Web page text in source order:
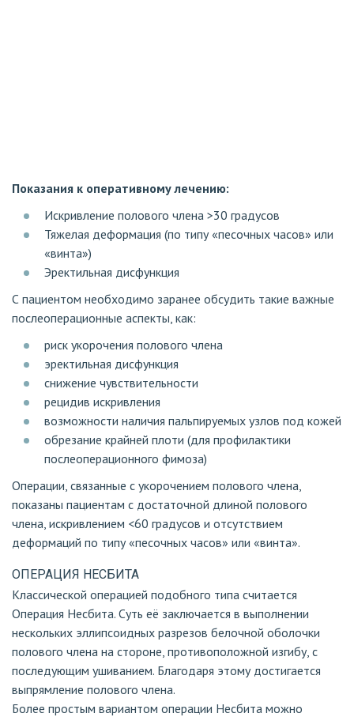
Показания к оперативному лечению:
Искривление полового члена >30 градусов
Тяжелая деформация (по типу «песочных часов» или
«винта»)
Эректильная дисфункция
С пациентом необходимо заранее обсудить такие важные
послеоперационные аспекты, как:
риск укорочения полового члена
эректильная дисфункция
снижение чувствительности
рецидив искривления
возможности наличия пальпируемых узлов под кожей
обрезание крайней плоти (для профилактики
послеоперационного фимоза)
Операции, связанные с укорочением полового члена,
показаны пациентам с достаточной длиной полового
члена, искривлением <60 градусов и отсутствием
деформаций по типу «песочных часов» или «винта».
ОПЕРАЦИЯ НЕСБИТА
Классической операцией подобного типа считается
Операция Несбита. Суть её заключается в выполнении
нескольких эллипсоидных разрезов белочной оболочки
полового члена на стороне, противоположной изгибу, с
последующим ушиванием. Благодаря этому достигается
выпрямление полового члена.
Более простым вариантом операции Несбита можно